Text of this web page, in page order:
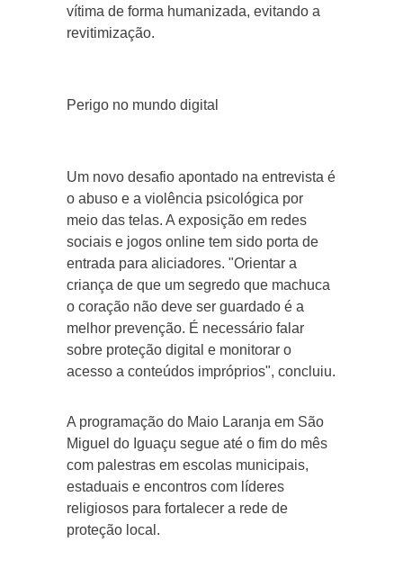
vítima de forma humanizada, evitando a
revitimização.
Perigo no mundo digital
Um novo desafio apontado na entrevista é
o abuso e a violência psicológica por
meio das telas. A exposição em redes
sociais e jogos online tem sido porta de
entrada para aliciadores. "Orientar a
criança de que um segredo que machuca
o coração não deve ser guardado é a
melhor prevenção. É necessário falar
sobre proteção digital e monitorar o
acesso a conteúdos impróprios", concluiu.
A programação do Maio Laranja em São
Miguel do Iguaçu segue até o fim do mês
com palestras em escolas municipais,
estaduais e encontros com líderes
religiosos para fortalecer a rede de
proteção local.